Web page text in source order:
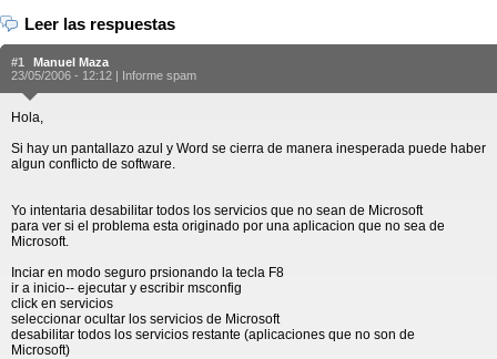
Leer las respuestas
#1
Manuel Maza
23/05/2006 - 12:12 | Informe spam
Hola,
Si hay un pantallazo azul y Word se cierra de manera inesperada puede haber
algun conflicto de software.
Yo intentaria desabilitar todos los servicios que no sean de Microsoft
para ver si el problema esta originado por una aplicacion que no sea de
Microsoft.
Inciar en modo seguro prsionando la tecla F8
ir a inicio-- ejecutar y escribir msconfig
click en servicios
seleccionar ocultar los servicios de Microsoft
desabilitar todos los servicios restante (aplicaciones que no son de
Microsoft)